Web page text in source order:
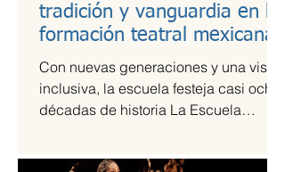
tradición y vanguardia en la
formación teatral mexicana
Con nuevas generaciones y una visión
inclusiva, la escuela festeja casi ocho
décadas de historia La Escuela